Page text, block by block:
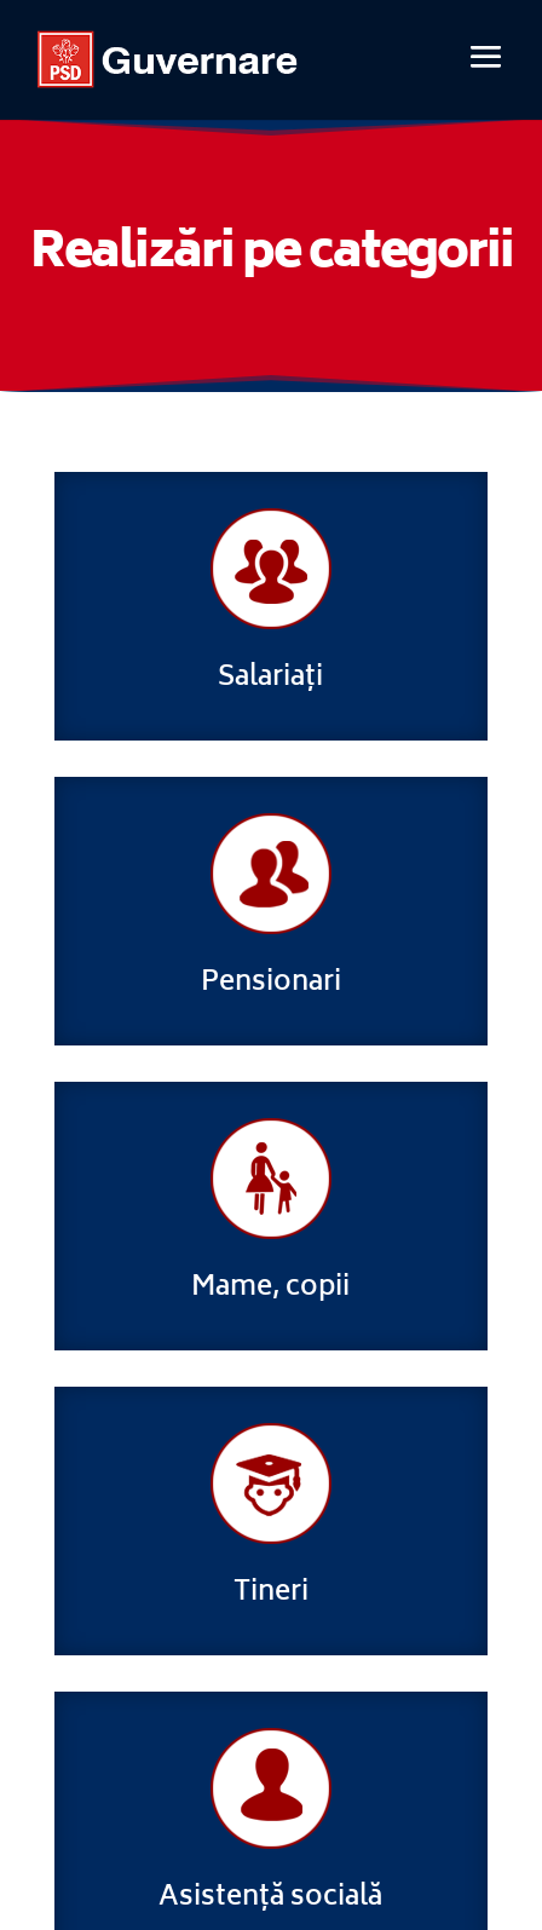
Realizări pe categorii
Salariați
Pensionari
Mame, copii
Tineri
Asistență socială